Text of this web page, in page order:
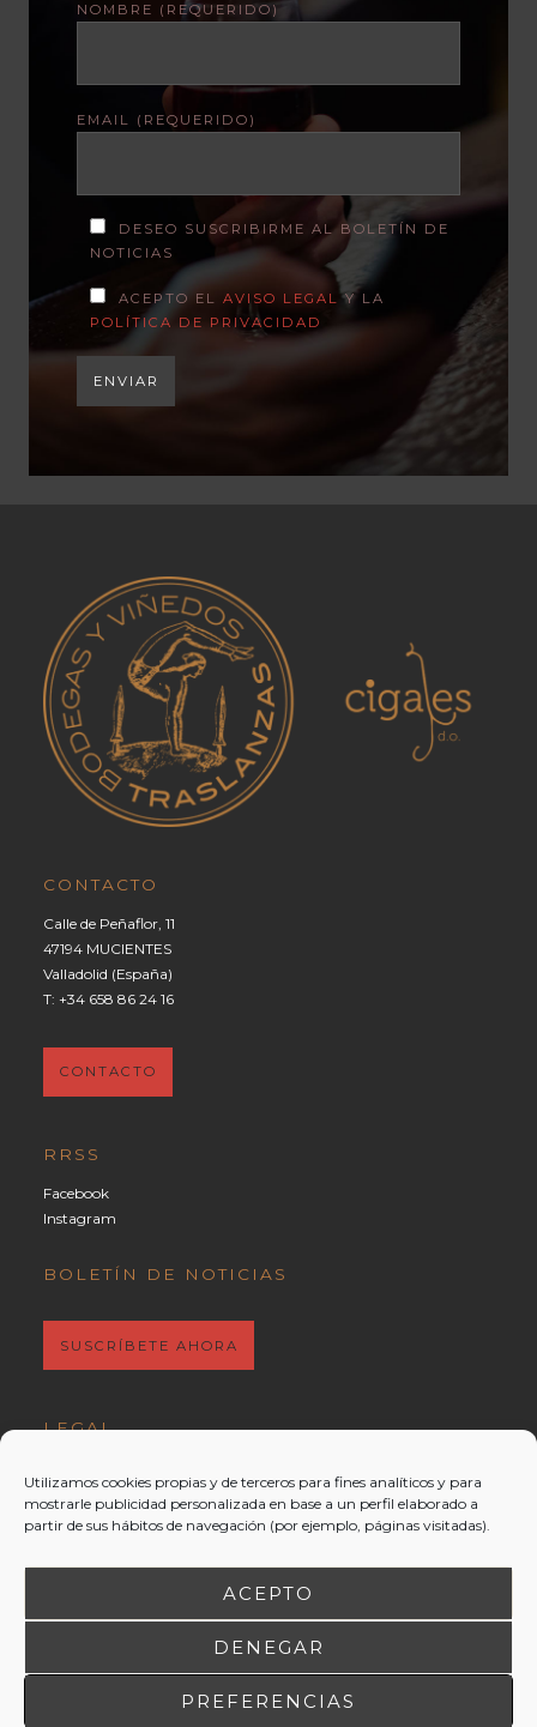
Utilizamos cookies propias y de terceros para fines analíticos y para
mostrarle publicidad personalizada en base a un perfil elaborado a
partir de sus hábitos de navegación (por ejemplo, páginas visitadas).
ACEPTO
DENEGAR
PREFERENCIAS
NOMBRE (REQUERIDO)
EMAIL (REQUERIDO)
DESEO SUSCRIBIRME AL BOLETÍN DE
NOTICIAS
ACEPTO ELAVISO LEGAL Y LA
POLÍTICA DE PRIVACIDAD
CONTACTO
Calle de Peñaflor, 11
47194 MUCIENTES
Valladolid (España)
T: +34 658 86 24 16
CONTACTO
RRSS
Facebook
Instagram
BOLETÍN DE NOTICIAS
SUSCRÍBETE AHORA
LEGAL
Política de cookies |Privacidad